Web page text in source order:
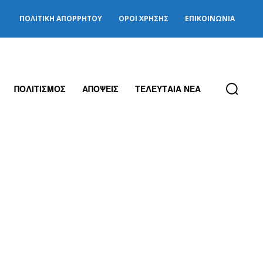
ΠΟΛΙΤΙΚΉ ΑΠΟΡΡΉΤΟΥ ΌΡΟΙ ΧΡΉΣΗΣ ΕΠΙΚΟΙΝΩΝΊΑ
ΠΟΛΙΤΙΣΜΟΣ ΑΠΟΨΕΙΣ ΤΕΛΕΥΤΑΙΑ ΝΕΑ